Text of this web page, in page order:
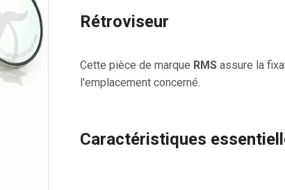
Rétroviseur
Cette pièce de marque RMS assure la
l'emplacement concerné.
Caractéristiques